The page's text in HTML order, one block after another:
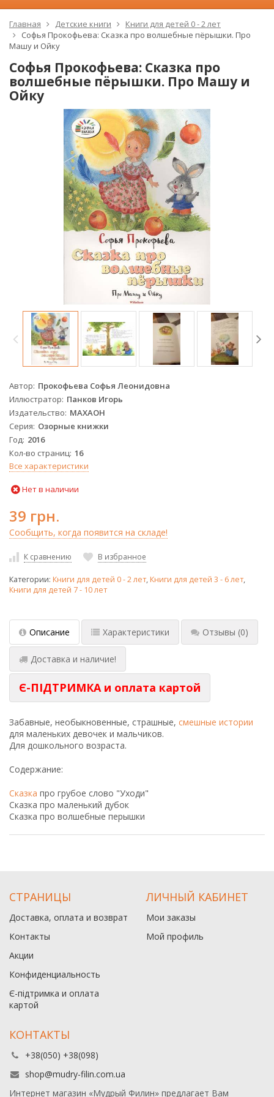
Главная Детские книги
Книги для детей 0 - 2 лет
Софья Прокофьева: Сказка про волшебные пёрышки. Про
Машу и Ойку
Софья Прокофьева: Сказка про
волшебные пёрышки. Про Машу и
Ойку
Автор Прокофьева Софья Леонидовна
Иллюстратор Панков Игорь
Издательство МАХАОН
Серия Озорные книжки
Год 2016
Кол-во страниц 16
Все характеристики
Нет в наличии
39 грн.
Сообщить, когда появится на складе!
К сравнению В избранное
Категории: Книги для детей 0 - 2 лет,Книги для детей 3 - 6 лет,
Книги для детей 7 - 10 лет
Описание Характеристики Отзывы (0)
Доставка и наличие!
Є-ПІДТРИМКА и оплата картой
Забавные, необыкновенные, страшные, смешные истории
для маленьких девочек и мальчиков.
Для дошкольного возраста.
Содержание:
Сказка про грубое слово "Уходи"
Сказка про маленький дубок
Сказка про волшебные перышки
СТРАНИЦЫ
Доставка, оплата и возврат
Контакты
Акции
Конфиденциальность
Є-підтримка и оплата
картой
ЛИЧНЫЙ КАБИНЕТ
Мои заказы
Мой профиль
КОНТАКТЫ
+38(050) +38(098)
shop@mudry-filin.com.ua
Интернет магазин «Мудрый Филин» предлагает Вам